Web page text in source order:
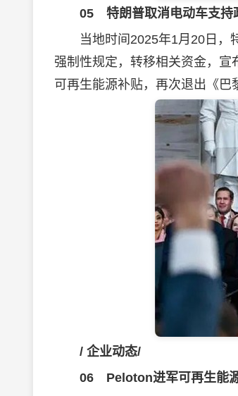
05
特朗普取消电动车支持
当地时间2025年1月20日，特
强制性规定，转移相关资金，宣
可再生能源补贴，再次退出《巴
/ 企业动态/
06
Peloton进军可再生能